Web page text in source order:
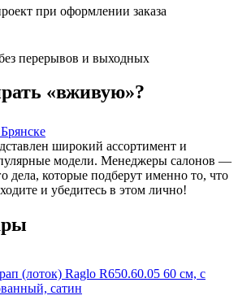
при оформлении заказа
перерывов и выходных
«вживую»?
широкий ассортимент и
модели. Менеджеры салонов —
дела, которые подберут именно то, что
и убедитесь в этом лично!
(лоток) Raglo R650.60.05 60 см, с
сатин